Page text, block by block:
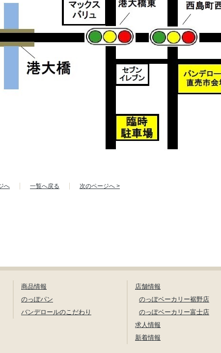
へ 一覧へ戻る 次のページへ >
商品情報
のっぽパン
バンデロールのこだわり
店舗情報
のっぽベーカリー裾野店
のっぽベーカリー富士店
求人情報
新着情報